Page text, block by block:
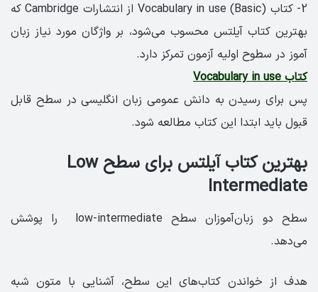
2- کتاب Vocabulary in use (Basic) از انتشارات Cambridge که
بهترین کتاب آیلتس محسوب می‌شود، بر واژگان مورد نیاز زبان
آموز در سطوح اولیه آزمون تمرکز دارد.
کتاب Vocabulary in use
پس برای رسیدن به دانش عمومی زبان انگلیسی در سطح قابل
قبول باید ابتدا این کتاب مطالعه شود.
بهترین کتاب آیلتس برای سطح ‏Low
Intermediate
سطح دو زبان‌آموزان سطح low-intermediate را پوشش
می‌دهد.
هدف از خواندن کتاب‌های این سطح، آشنایی با متون شبه